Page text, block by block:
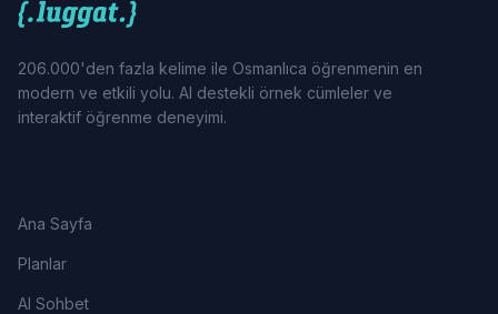
206.000'den fazla kelime ile Osmanlıca öğrenmenin en
modern ve etkili yolu. AI destekli örnek cümleler ve
interaktif öğrenme deneyimi.
Ana Sayfa
Planlar
AI Sohbet